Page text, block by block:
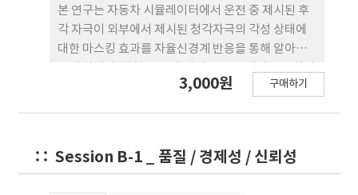
maximize the effect of BCI Edutainment with
lots of fun. This research is to develop the
functional games of two-some dance and
collaborated functional baseball.
본 연구는 자동차 시뮬레이터에서 운전 중 제시된 후
각 자극이 외부에서 제시된 청각자극의 각성 상태에
대한 마스킹 효과를 자율신경계 반응을 통해 알아보
고, 향 자극은 peppermint를 제시하였다. 청각자극
응(GSR: Galvanic skin Response)의 변화를 살펴
3,000원 구매하기
Session B-1 _ 품질 / 경제성 / 신뢰성